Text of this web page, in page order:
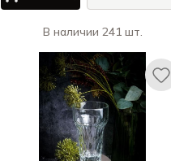
В наличии 241 шт.